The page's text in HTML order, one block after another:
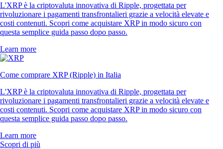
L'XRP è la criptovaluta innovativa di Ripple, progettata per
rivoluzionare i pagamenti transfrontalieri grazie a velocità elevate e
costi contenuti. Scopri come acquistare XRP in modo sicuro con
questa semplice guida passo dopo passo.
Learn more
Come comprare XRP (Ripple) in Italia
L'XRP è la criptovaluta innovativa di Ripple, progettata per
rivoluzionare i pagamenti transfrontalieri grazie a velocità elevate e
costi contenuti. Scopri come acquistare XRP in modo sicuro con
questa semplice guida passo dopo passo.
Learn more
Scopri di più